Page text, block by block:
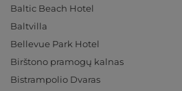
Baltic Beach Hotel
Baltvilla
Bellevue Park Hotel
Birštono pramogų kalnas
Bistrampolio Dvaras